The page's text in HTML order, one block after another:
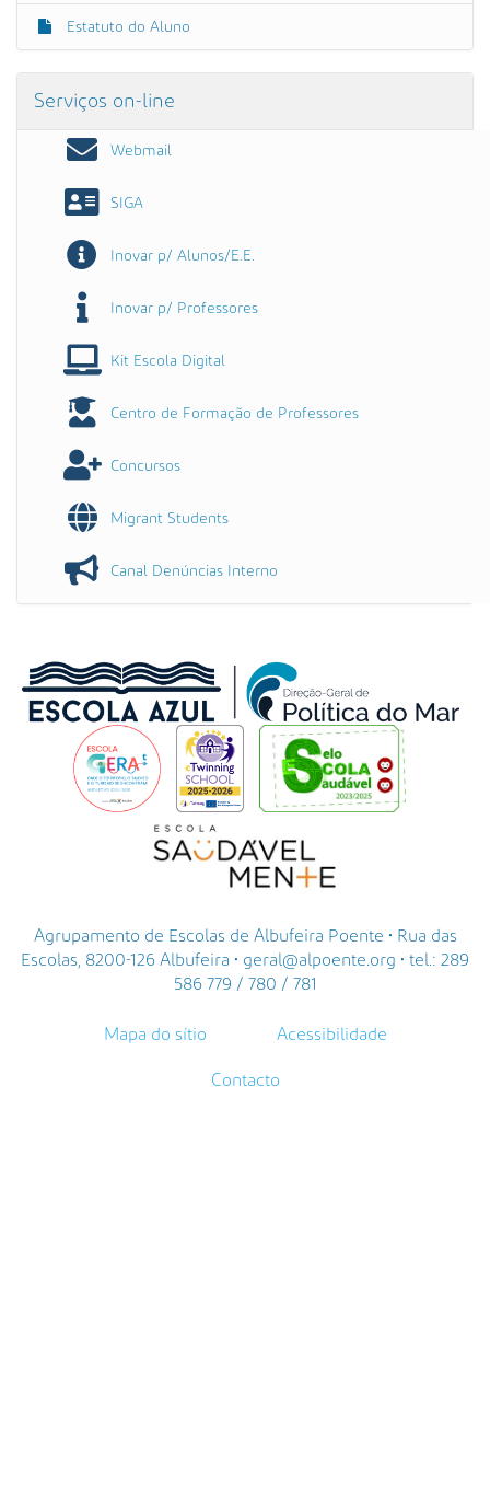
Estatuto do Aluno
Serviços on-line
Webmail
SIGA
Inovar p/ Alunos/E.E.
Inovar p/ Professores
Kit Escola Digital
Centro de Formação de Professores
Concursos
Migrant Students
Canal Denúncias Interno
Agrupamento de Escolas de Albufeira Poente • Rua das
Escolas, 8200-126 Albufeira • geral@alpoente.org • tel.: 289
586 779 / 780 / 781
Mapa do sítio Acessibilidade
Contacto